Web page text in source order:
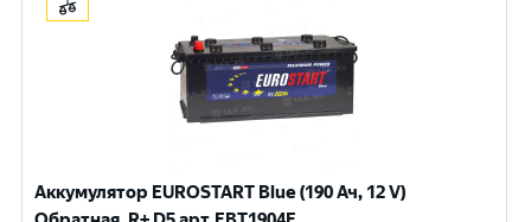
Аккумулятор EUROSTART Blue (190 Ач, 12 V)